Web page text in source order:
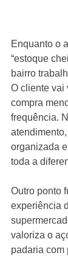
Enquanto o
“estoque
bairro
O cliente vai
compra
frequência.
organizada
toda a
Outro ponto
experiência
valoriza o
padaria com